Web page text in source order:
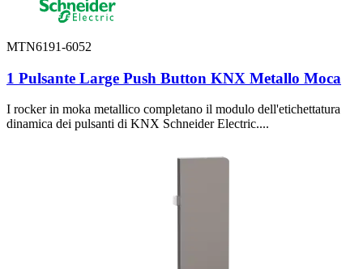
MTN6191-6052
1 Pulsante Large Push Button KNX Metallo Moca
I rocker in moka metallico completano il modulo dell'etichettatura
dinamica dei pulsanti di KNX Schneider Electric....